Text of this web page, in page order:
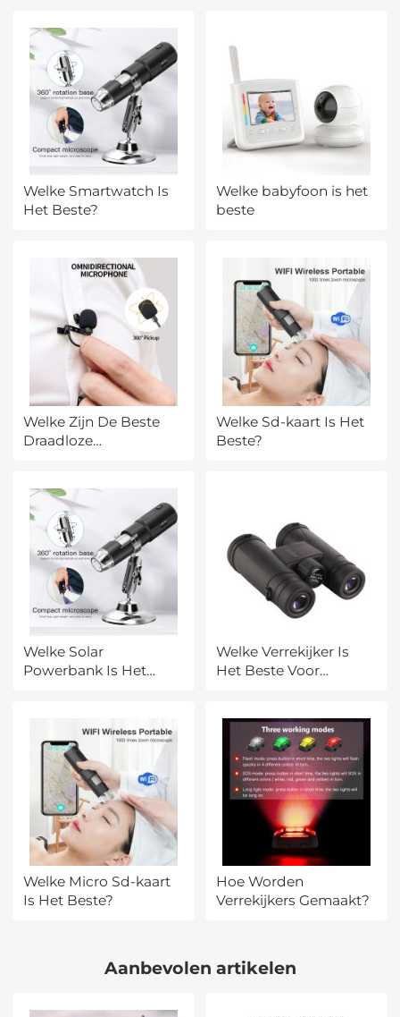
Welke Smartwatch Is
Het Beste?
Welke babyfoon is het
beste
Welke Zijn De Beste
Draadloze
Welke Sd-kaart Is Het
Beste?
Welke Solar
Powerbank Is Het
Welke Verrekijker Is
Het Beste Voor
Welke Micro Sd-kaart
Is Het Beste?
Hoe Worden
Verrekijkers Gemaakt?
Aanbevolen artikelen